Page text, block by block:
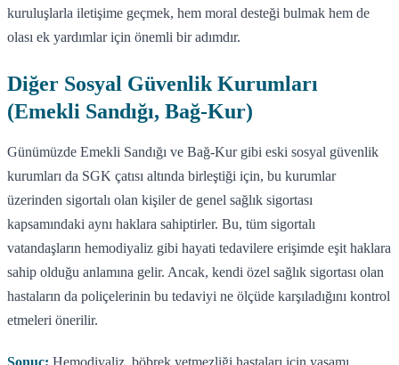
kuruluşlarla iletişime geçmek, hem moral desteği bulmak hem de
olası ek yardımlar için önemli bir adımdır.
Diğer Sosyal Güvenlik Kurumları
(Emekli Sandığı, Bağ-Kur)
Günümüzde Emekli Sandığı ve Bağ-Kur gibi eski sosyal güvenlik
kurumları da SGK çatısı altında birleştiği için, bu kurumlar
üzerinden sigortalı olan kişiler de genel sağlık sigortası
kapsamındaki aynı haklara sahiptirler. Bu, tüm sigortalı
vatandaşların hemodiyaliz gibi hayati tedavilere erişimde eşit haklara
sahip olduğu anlamına gelir. Ancak, kendi özel sağlık sigortası olan
hastaların da poliçelerinin bu tedaviyi ne ölçüde karşıladığını kontrol
etmeleri önerilir.
Sonuç: Hemodiyaliz, böbrek yetmezliği hastaları için yaşamı